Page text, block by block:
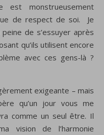
est monstrueusement
de respect de soi. Je
de s’essuyer après
qu’ils utilisent encore
avec ces gens-là ?
exigeante – mais
qu’un jour vous me
comme un seul être. Il
vision de l’harmonie